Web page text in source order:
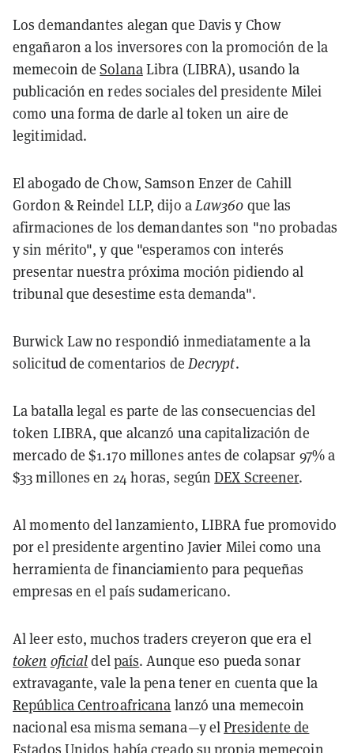
Los demandantes alegan que Davis y Chow
engañaron a los inversores con la promoción de la
memecoin deSolanaLibra (LIBRA), usando la
publicación en redes sociales del presidente Milei
como una forma de darle al token un aire de
legitimidad.
El abogado de Chow, Samson Enzer de Cahill
Gordon & Reindel LLP, dijo aLaw360 que las
afirmaciones de los demandantes son "no probadas
y sin mérito", y que "esperamos con interés
presentar nuestra próxima moción pidiendo al
tribunal que desestime esta demanda".
Burwick Law no respondió inmediatamente a la
solicitud de comentarios de Decrypt.
La batalla legal es parte de las consecuencias del
token LIBRA, que alcanzó una capitalización de
mercado de $1.170 millones antes de colapsar 97% a
$33 millones en 24 horas, segúnDEX Screener.
Al momento del lanzamiento, LIBRA fue promovido
por el presidente argentino Javier Milei como una
herramienta de financiamiento para pequeñas
empresas en el país sudamericano.
Al leer esto, muchos traders creyeron que era el
token oficialdelpaís. Aunque eso pueda sonar
extravagante, vale la pena tener en cuenta que la
República Centroafricana lanzó una memecoin
nacional esa misma semana—y elPresidente de